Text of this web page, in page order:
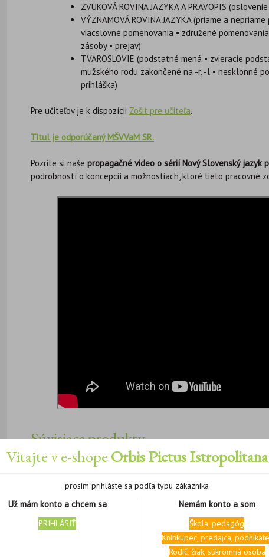
Vitajte v e-shopeOrbis Pictus Istropolitana
prosím prihláste sa podľa typu zákazníka
Už mám konto a chcem sa
PRIHLÁSIŤ
Nemám konto a som
Škola, pedagóg
Kníhkupec, predajca,
Rodič, žiak, súkromná osoba
ZVUKOVÁ ROVINA JAZYKA A PRAVOPIS
VÝZNAMOVÁ ROVINA JAZYKA (priame a
viacslovné pomenovania • združené
zásoby • prejav)
TVAROSLOVIE (podstatné mená • zvieracie
mužského rodu zakončené na -r, -l • nesklonné
prihláška)
Pre učiteľov je k dispozícii Zošit pre učiteľa.
Titul je odporúčaný MŠVVaM SR.
Pozrite si naše propagačné video o sérií Nový Slovenský jazyk
podrobností o koncepcií a možnostiach, ktoré tieto pracovné
Súvisiace produkty